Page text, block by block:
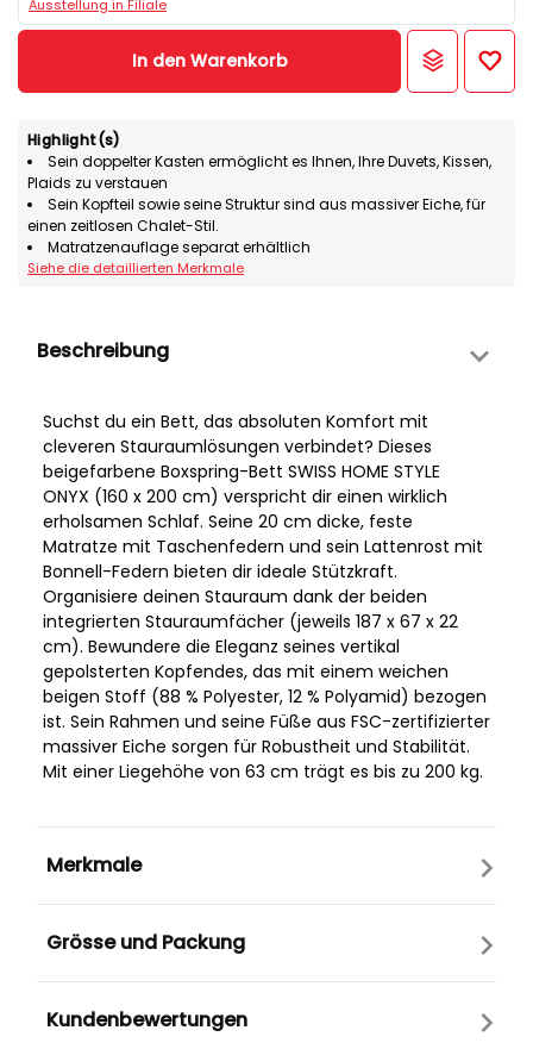
Ausstellung in Filiale
In den Warenkorb
Highlight(s)
Sein doppelter Kasten ermöglicht es Ihnen, Ihre Duvets, Kissen,
Plaids zu verstauen
Sein Kopfteil sowie seine Struktur sind aus massiver Eiche, für
einen zeitlosen Chalet-Stil.
Matratzenauflage separat erhältlich
Siehe die detaillierten Merkmale
Beschreibung
Suchst du ein Bett, das absoluten Komfort mit
cleveren Stauraumlösungen verbindet? Dieses
beigefarbene Boxspring-Bett SWISS HOME STYLE
ONYX (160 x 200 cm) verspricht dir einen wirklich
erholsamen Schlaf. Seine 20 cm dicke, feste
Matratze mit Taschenfedern und sein Lattenrost mit
Bonnell-Federn bieten dir ideale Stützkraft.
Organisiere deinen Stauraum dank der beiden
integrierten Stauraumfächer (jeweils 187 x 67 x 22
cm). Bewundere die Eleganz seines vertikal
gepolsterten Kopfendes, das mit einem weichen
beigen Stoff (88 % Polyester, 12 % Polyamid) bezogen
ist. Sein Rahmen und seine Füße aus FSC-zertifizierter
massiver Eiche sorgen für Robustheit und Stabilität.
Mit einer Liegehöhe von 63 cm trägt es bis zu 200 kg.
Merkmale
Grösse und Packung
Kundenbewertungen